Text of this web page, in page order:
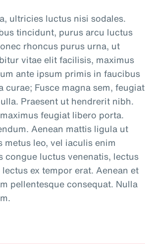
ultricies luctus nisi sodales.
tincidunt, purus arcu luctus
rhoncus purus urna, ut
vitae elit facilisis, maximus
ante ipsum primis in faucibus
Fusce magna sem, feugiat
Praesent ut hendrerit nibh.
feugiat libero porta.
Aenean mattis ligula ut
leo, vel iaculis enim
congue luctus venenatis, lectus
ex tempor erat. Aenean et
pellentesque consequat. Nulla